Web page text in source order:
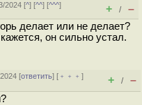
2024 [^] [^^] [^^^]
+ / –
делает или не делает?
он сильно устал.
[ответить] [ ﹢﹢﹢]
+ / –